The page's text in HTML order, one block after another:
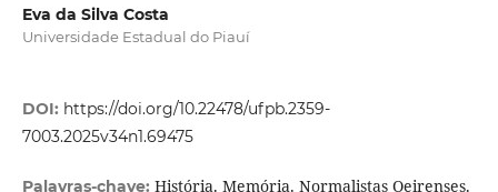
Eva da Silva Costa
Universidade Estadual do Piauí
DOI: https://doi.org/10.22478/ufpb.2359-
7003.2025v34n1.69475
Palavras-chave: História. Memória. Normalistas Oeirenses.